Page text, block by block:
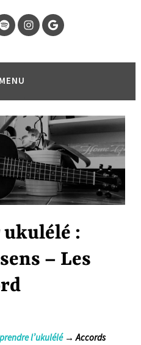
Instagram
Page
Google
MENU
ukulélé :
– Les
l’ukulélé→ Accords